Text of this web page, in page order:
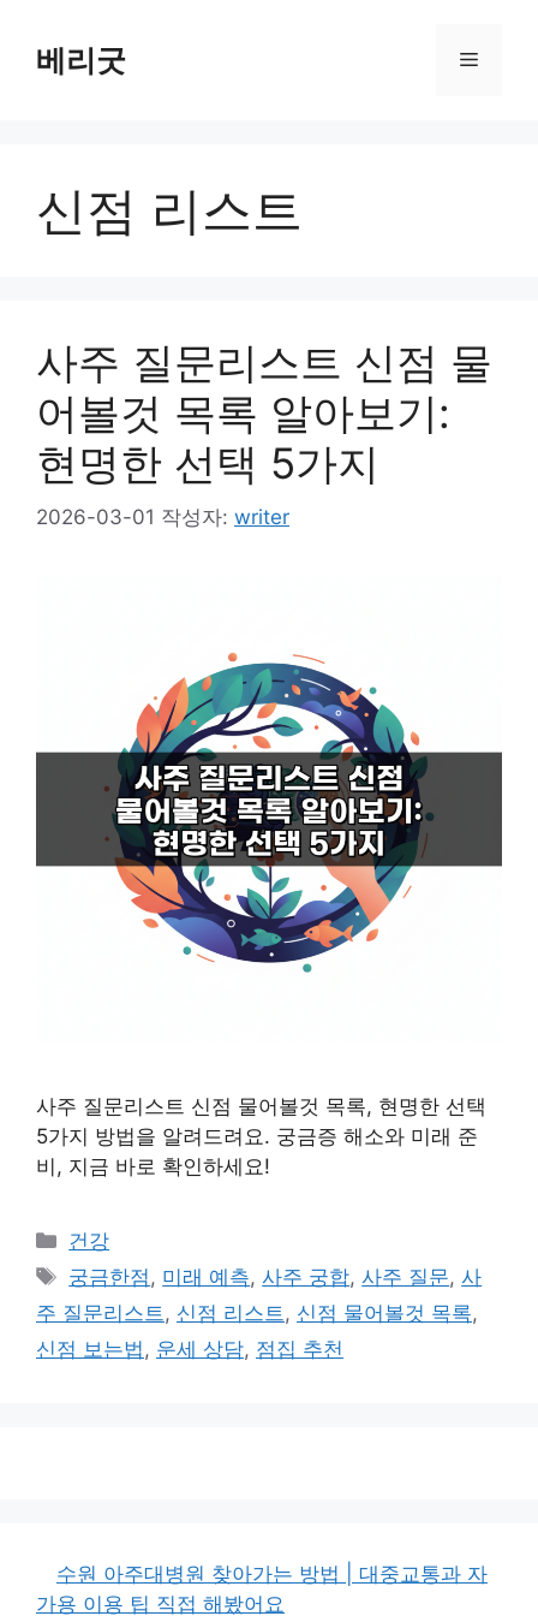
베리굿 메
신점 리스트
사주 질문리스트 신점 물
어볼것 목록 알아보기:
현명한 선택 5가지
2026-03-01 작성자: writer
사주 질문리스트 신점 물어볼것 목록, 현명한 선택
5가지 방법을 알려드려요. 궁금증 해소와 미래 준
비, 지금 바로 확인하세요!
카
테
고
리
건강
태
그
궁금한점 , 미래 예측,사주 궁합,사주 질문,사
주 질문리스트 , 신점 리스트 , 신점 물어볼것 목록,
신점 보는법 , 운세 상담, 점집 추천
수원 아주대병원 찾아가는 방법 | 대중교통과 자
가용 이용 팁 직접 해봤어요